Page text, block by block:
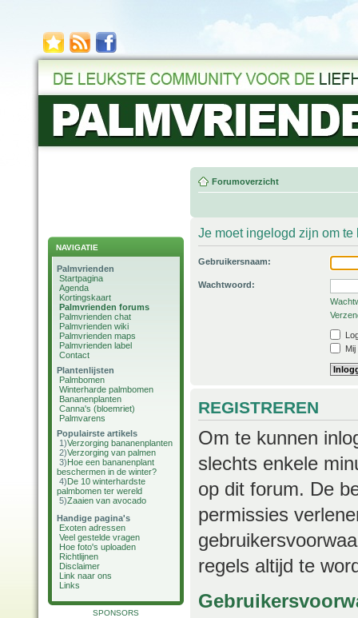
NAVIGATIE
Palmvrienden
Startpagina
Agenda
Kortingskaart
Palmvrienden forums
Palmvrienden chat
Palmvrienden wiki
Palmvrienden maps
Palmvrienden label
Contact
Plantenlijsten
Palmbomen
Winterharde palmbomen
Bananenplanten
Canna's (bloemriet)
Palmvarens
Populairste artikels
1)Verzorging bananenplanten
2)Verzorging van palmen
3)Hoe een bananenplant
beschermen in de winter?
4)De 10 winterhardste
palmbomen ter wereld
5)Zaaien van avocado
Handige pagina's
Exoten adressen
Veel gestelde vragen
Hoe foto's uploaden
Richtlijnen
Disclaimer
Link naar ons
Links
SPONSORS
Forumoverzicht
Je moet ingelogd zijn om
Gebruikersnaam:
Wachtwoord:
REGISTREREN
Om te kunnen
slechts enkele
op dit forum. De
permissies
regels altijd te